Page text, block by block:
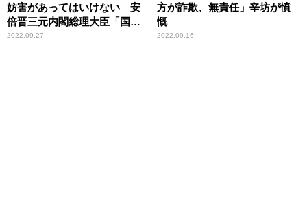
妨害があってはいけない 安
倍晋三元内閣総理大臣「国葬
儀」
2022.09.27
方が詐欺、無責任」辛坊が憤
慨
2022.09.16